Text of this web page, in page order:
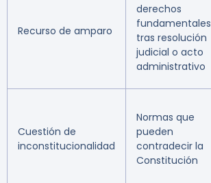
Recurso de amparo
derechos
fundamentales
tras resolución
judicial o acto
administrativo
Cuestión de
inconstitucionalidad
Normas que
pueden
contradecir la
Constitución